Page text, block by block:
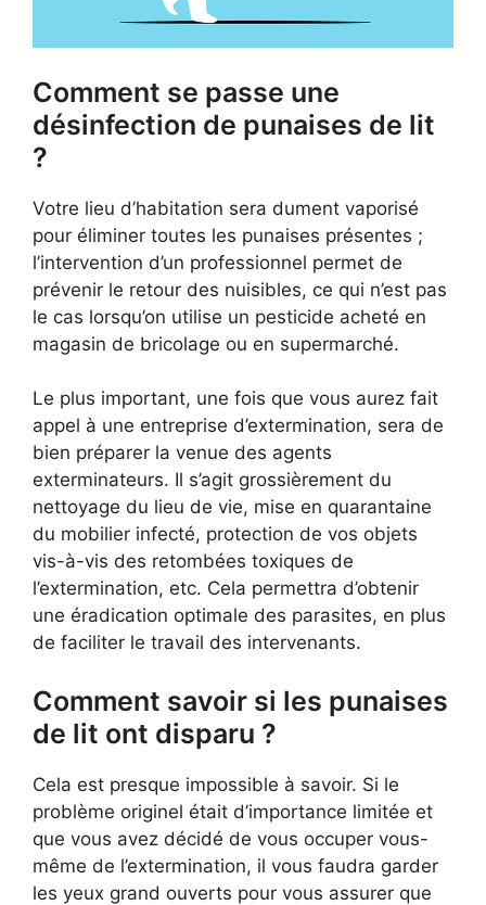
Comment se passe une
désinfection de punaises de lit
?
Votre lieu d’habitation sera dument vaporisé
pour éliminer toutes les punaises présentes ;
l’intervention d’un professionnel permet de
prévenir le retour des nuisibles, ce qui n’est pas
le cas lorsqu’on utilise un pesticide acheté en
magasin de bricolage ou en supermarché.
Le plus important, une fois que vous aurez fait
appel à une entreprise d’extermination, sera de
bien préparer la venue des agents
exterminateurs. Il s’agit grossièrement du
nettoyage du lieu de vie, mise en quarantaine
du mobilier infecté, protection de vos objets
vis-à-vis des retombées toxiques de
l’extermination, etc. Cela permettra d’obtenir
une éradication optimale des parasites, en plus
de faciliter le travail des intervenants.
Comment savoir si les punaises
de lit ont disparu ?
Cela est presque impossible à savoir. Si le
problème originel était d’importance limitée et
que vous avez décidé de vous occuper vous-
même de l’extermination, il vous faudra garder
les yeux grand ouverts pour vous assurer que